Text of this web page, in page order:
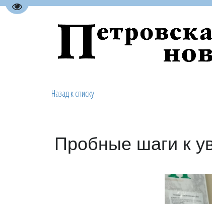
Перейти на версию для слабовидящих
Назад к списку
Пробные шаги к